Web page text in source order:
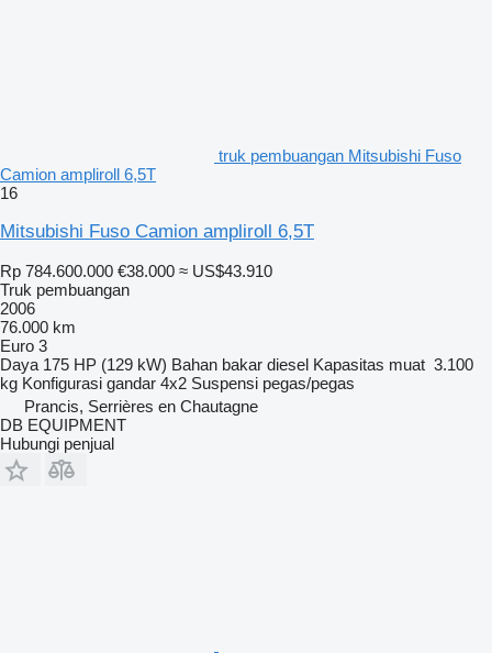
truk pembuangan Mitsubishi Fuso
Camion ampliroll 6,5T
16
Mitsubishi Fuso Camion ampliroll 6,5T
Rp 784.600.000 €38.000 ≈ US$43.910
Truk pembuangan
2006
76.000 km
Euro 3
Daya 175 HP (129 kW) Bahan bakar diesel Kapasitas muat 3.100
kg Konfigurasi gandar 4x2 Suspensi pegas/pegas
Prancis, Serrières en Chautagne
DB EQUIPMENT
Hubungi penjual